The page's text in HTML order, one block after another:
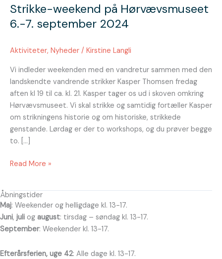
Strikke-weekend på Hørvævsmuseet
6.-7. september 2024
Aktiviteter, Nyheder / Kirstine Langli
Vi indleder weekenden med en vandretur sammen med den
landskendte vandrende strikker Kasper Thomsen fredag
aften kl 19 til ca. kl. 21. Kasper tager os ud i skoven omkring
Hørvævsmuseet. Vi skal strikke og samtidig fortæller Kasper
om strikningens historie og om historiske, strikkede
genstande. Lørdag er der to workshops, og du prøver begge
to. […]
på
Hørvævsmuseet
2024
Read More »
Åbningstider
Maj: Weekender og helligdage kl. 13-17.
Juni, juli og august: tirsdag – søndag kl. 13-17.
September: Weekender kl. 13-17.
Efterårsferien, uge 42: Alle dage kl. 13-17.